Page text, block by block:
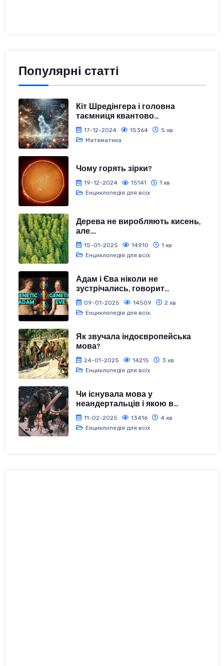
Популярні статті
Кіт Шредінгера і головна
таємниця квантово...
17-12-2024 15364
5 хв
Математика
Чому горять зірки?
19-12-2024 15141
1 хв
Енциклопедія для всіх
Дерева не виробляють кисень,
але....
15-01-2025 14910
1 хв
Енциклопедія для всіх
Адам і Єва ніколи не
зустрічались, говорит...
09-01-2025 14509
2 хв
Енциклопедія для всіх
Як звучала індоєвропейська
мова?
24-01-2025 14215
3 хв
Енциклопедія для всіх
Чи існувала мова у
неандертальців і якою в...
11-02-2025 13416
4 хв
Енциклопедія для всіх